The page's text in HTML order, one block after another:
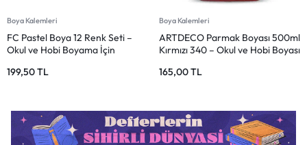
Boya Kalemleri
ARTDECO Parmak Boyası 500ml
Beyaz 060 – Parmak Boyası
165,00TL
Boya Kalemleri
BIC Silinebilir Pastel Boya 24
Renk – Canlı ve Pratik Boyama
279,50TL